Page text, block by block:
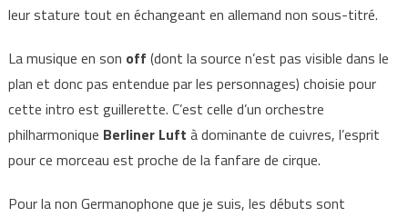
leur stature tout en échangeant en allemand non sous-titré.
La musique en son off (dont la source n’est pas visible dans le
plan et donc pas entendue par les personnages) choisie pour
cette intro est guillerette. C’est celle d’un orchestre
philharmonique Berliner Luft à dominante de cuivres, l’esprit
pour ce morceau est proche de la fanfare de cirque.
Pour la non Germanophone que je suis, les débuts sont